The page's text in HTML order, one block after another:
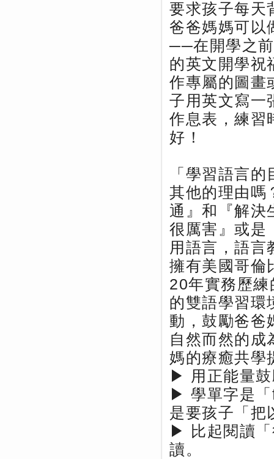
要求孩子每天
爸爸媽媽可以
──在開學之
的英文開學祝
作專屬的圖畫
子用英文寫一
作息表，練
好！
「學習語言
其他的理由嗎
通』和『解決
很厲害』或是
用語言，語言
擁有美國哥倫
20年實務歷
的雙語學習環
動，鼓勵爸爸
自然而然的成
媽的療癒共學
▶ 用正能量
▶ 學單字是
是要孩子「把
▶ 比起閱讀「
讀。